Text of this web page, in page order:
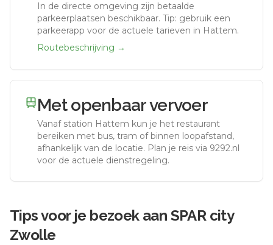
In de directe omgeving zijn betaalde
parkeerplaatsen beschikbaar. Tip: gebruik een
parkeerapp voor de actuele tarieven in Hattem.
Routebeschrijving →
Met openbaar vervoer
Vanaf station Hattem kun je het restaurant
bereiken met bus, tram of binnen loopafstand,
afhankelijk van de locatie. Plan je reis via 9292.nl
voor de actuele dienstregeling.
Tips voor je bezoek aan SPAR city
Zwolle